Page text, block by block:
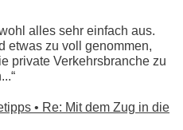
alles sehr einfach aus.
etwas zu voll genommen,
private Verkehrsbranche zu
• Re: Mit dem Zug in die